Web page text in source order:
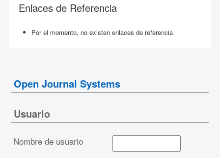
Enlaces de Referencia
Por el momento, no existen enlaces de referencia
Open Journal Systems
Usuario
Nombre de usuario